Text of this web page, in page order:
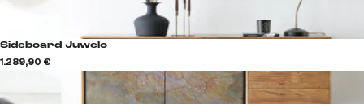
Sideboard Juwelo
1.289,90 €